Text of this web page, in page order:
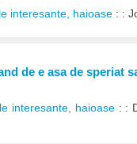
interesante, haioase : :
de e asa de speriat
interesante, haioase : :